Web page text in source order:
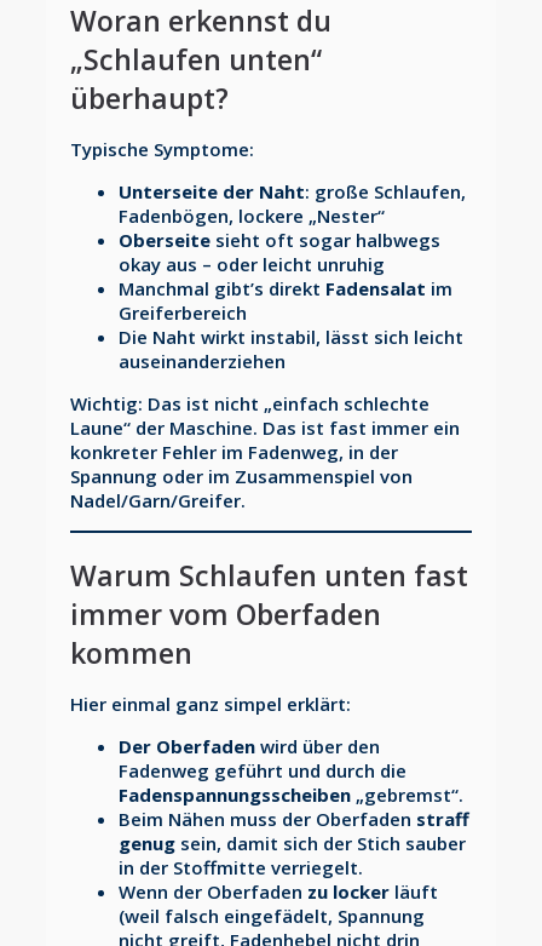
Woran erkennst du
„Schlaufen unten“
überhaupt?
Typische Symptome:
Unterseite der Naht: große Schlaufen,
Fadenbögen, lockere „Nester“
Oberseite sieht oft sogar halbwegs
okay aus – oder leicht unruhig
Manchmal gibt’s direkt Fadensalat im
Greiferbereich
Die Naht wirkt instabil, lässt sich leicht
auseinanderziehen
Wichtig: Das ist nicht „einfach schlechte
Laune“ der Maschine. Das ist fast immer ein
konkreter Fehler im Fadenweg, in der
Spannung oder im Zusammenspiel von
Nadel/Garn/Greifer.
Warum Schlaufen unten fast
immer vom Oberfaden
kommen
Hier einmal ganz simpel erklärt:
Der Oberfaden wird über den
Fadenweg geführt und durch die
Fadenspannungsscheiben „gebremst“.
Beim Nähen muss der Oberfaden straff
genug sein, damit sich der Stich sauber
in der Stoffmitte verriegelt.
Wenn der Oberfaden zu locker läuft
(weil falsch eingefädelt, Spannung
nicht greift, Fadenhebel nicht drin